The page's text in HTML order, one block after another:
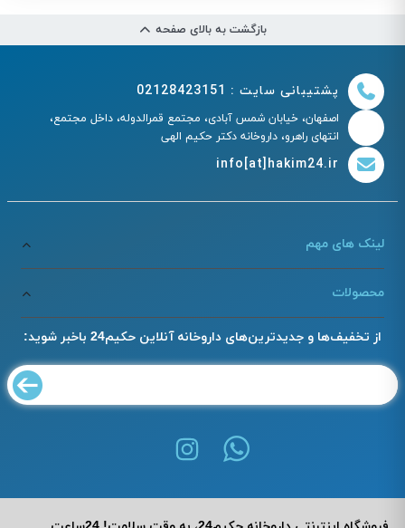
بازگشت به بالای صفحه
پشتیبانی سایت : 02128423151
اصفهان، خیابان شمس آبادی، مجتمع قمرالدوله، داخل مجتمع،
انتهای راهرو، داروخانه دکتر حکیم الهی
info[at]hakim24.ir
لینک های مهم
محصولات
از تخفیف‌ها و جدیدترین‌های داروخانه آنلاین حکیم24 باخبر شوید: